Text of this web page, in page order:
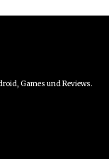
Games und Reviews.